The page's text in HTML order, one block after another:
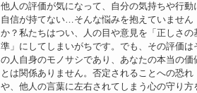
他人の評価が気になって、自分の気持ちや行動
自信が持てない…そんな悩みを抱えていません
か？私たちはつい、人の目や意見を「正しさの
準」にしてしまいがちです。でも、その評価は
の人自身のモノサシであり、あなたの本当の価
とは関係ありません。否定されることへの恐れ
や、他人の言葉に左右されてしまう心の守り方